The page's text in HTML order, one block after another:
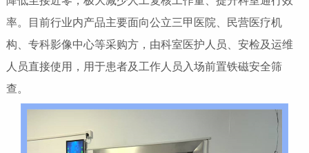
率。目前行业内产品主要面向公立三甲医院、民营医疗机
构、专科影像中心等采购方，由科室医护人员、安检及运维
人员直接使用，用于患者及工作人员入场前置铁磁安全筛
查。